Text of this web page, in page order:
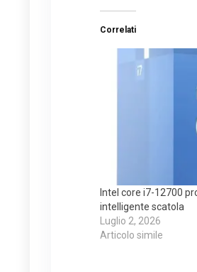
Correlati
Intel core i7-12700
intelligente scatola
Luglio 2, 2026
Articolo simile